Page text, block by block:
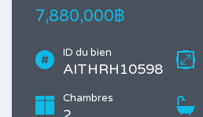
7,880,000฿
ID du bien
AITHRH10598
Chambres